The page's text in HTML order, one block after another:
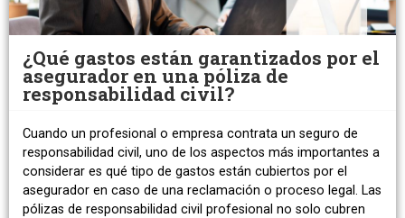
¿Qué gastos están garantizados por el
asegurador en una póliza de
responsabilidad civil?
Cuando un profesional o empresa contrata un seguro de
responsabilidad civil, uno de los aspectos más importantes a
considerar es qué tipo de gastos están cubiertos por el
asegurador en caso de una reclamación o proceso legal. Las
pólizas de responsabilidad civil profesional no solo cubren